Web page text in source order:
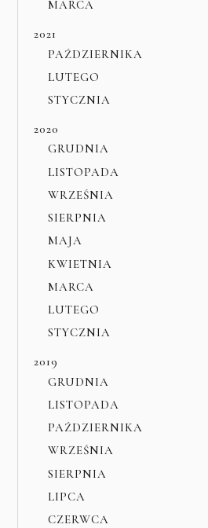
MARCA
2021
PAŹDZIERNIKA
LUTEGO
STYCZNIA
2020
GRUDNIA
LISTOPADA
WRZEŚNIA
SIERPNIA
MAJA
KWIETNIA
MARCA
LUTEGO
STYCZNIA
2019
GRUDNIA
LISTOPADA
PAŹDZIERNIKA
WRZEŚNIA
SIERPNIA
LIPCA
CZERWCA